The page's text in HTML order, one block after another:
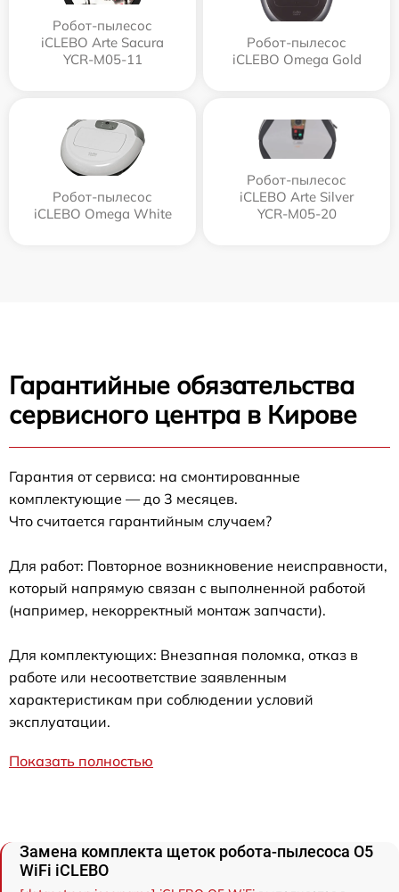
Робот-пылесос
iCLEBO Arte Sacura
YCR-M05-11
Робот-пылесос
iCLEBO Omega Gold
Робот-пылесос
iCLEBO Omega White
Робот-пылесос
iCLEBO Arte Silver
YCR-M05-20
Гарантийные обязательства
сервисного центра в Кирове
Гарантия от сервиса: на смонтированные
комплектующие — до 3 месяцев.
Что считается гарантийным случаем?
Для работ: Повторное возникновение неисправности,
который напрямую связан с выполненной работой
(например, некорректный монтаж запчасти).
Для комплектующих: Внезапная поломка, отказ в
работе или несоответствие заявленным
характеристикам при соблюдении условий
эксплуатации.
Показать полностью
Замена комплекта щеток робота-пылесоса O5
WiFi iCLEBO